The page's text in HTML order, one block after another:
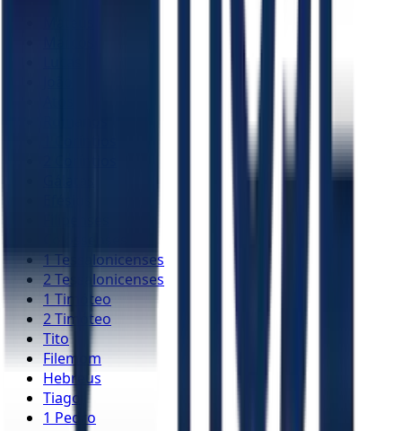
1 Tessalonicenses
2 Tessalonicenses
1 Timóteo
2 Timóteo
Tito
Filemom
Hebreus
Tiago
1 Pedro